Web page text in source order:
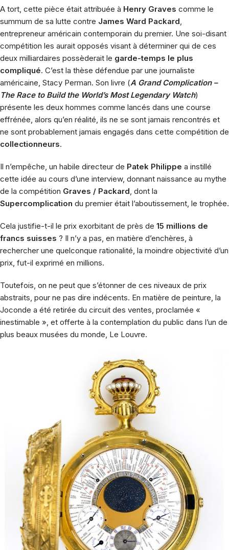
A tort, cette pièce était attribuée à Henry Graves comme le
summum de sa lutte contre James Ward Packard
entrepreneur américain contemporain du premier. Une soi-disant
compétition les aurait opposés visant à déterminer qui de ces
deux milliardaires possèderait le garde-temps le plus
compliqué. C’est la thèse défendue par une journaliste
américaine, Stacy Perman. Son livre (A Grand Complication –
The Race to Build the World’s Most Legendary Watch)
présente les deux hommes comme lancés dans une course
effrénée, alors qu’en réalité, ils ne se sont jamais rencontrés et
ne sont probablement jamais engagés dans cette compétition de
collectionneurs.
Il n’empêche, un habile directeur de Patek Philippe a instillé
cette idée au cours d’une interview, donnant naissance au mythe
de la compétition Graves / Packard , dont la
Supercomplication du premier était l’aboutissement, le trophée.
Cela justifie-t-il le prix exorbitant de près de 15 millions de
francs suisses ? Il n’y a pas, en matière d’enchères, à
rechercher une quelconque rationalité, la moindre objectivité d’un
prix, fut-il exprimé en millions.
Toutefois, on ne peut que s’étonner de ces niveaux de prix
abstraits, pour ne pas dire indécents. En matière de peinture, la
Joconde a été retirée du circuit des ventes, proclamée «
inestimable », et offerte à la contemplation du public dans l’un de
plus beaux musées du monde, Le Louvre.